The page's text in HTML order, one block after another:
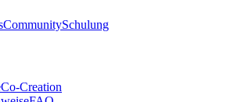
CommunitySchulung
Co-Creation